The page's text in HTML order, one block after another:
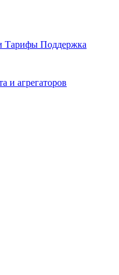
Тарифы Поддержка
и агрегаторов